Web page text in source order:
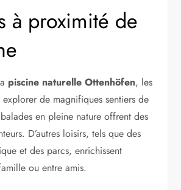
à proximité de
piscine naturelle Ottenhöfen, les
explorer de magnifiques sentiers de
en pleine nature offrent des
D’autres loisirs, tels que des
et des parcs, enrichissent
ou entre amis.